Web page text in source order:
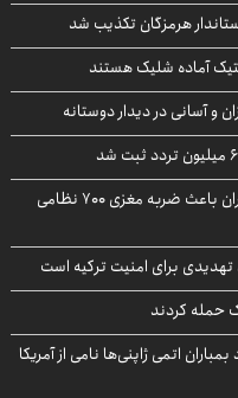
هرمزگان تکذیب شد
آماده شلیک هستند
و آسانی در دیدار دوستانه
آسوشیتدپرس افشا کرد: حملات سنگین ایران باعث ضربه مغزی ۷۰۰ نظامی
برای امنیت ترکیه است
حمله کردند
اتمی ژاپنی‌ها نامی از آمریکا